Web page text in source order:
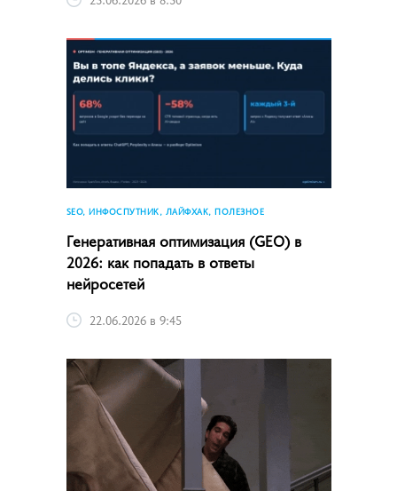
SEO, ИНФОСПУТНИК, ЛАЙФХАК, ПОЛЕЗНОЕ
Генеративная оптимизация (GEO) в
2026: как попадать в ответы
нейросетей
22.06.2026 в 9:45